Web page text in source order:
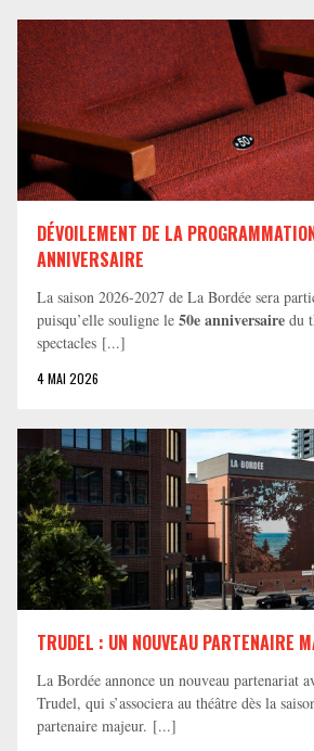
DÉVOILEMENT DE LA
ANNIVERSAIRE
La saison 2026-2027 de La Bordée sera
puisqu’elle souligne le 50e anniversaire du
spectacles [...]
4 MAI 2026
TRUDEL : UN NOUVEAU PARTENAIRE
La Bordée annonce un nouveau partenariat
Trudel, qui s’associera au théâtre dès la
partenaire majeur. [...]